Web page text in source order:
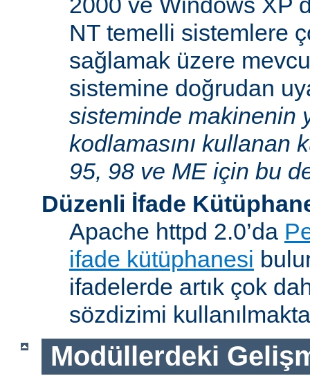
NT temelli sistemlere
sağlamak üzere
sistemine doğrudan
sisteminde makinenin
kodlamasını kullanan
95, 98 ve ME için bu
Düzenli İfade
Apache httpd 2.0’da
ifade kütüphanesi
ifadelerde artık çok
sözdizimi
Modüllerdeki